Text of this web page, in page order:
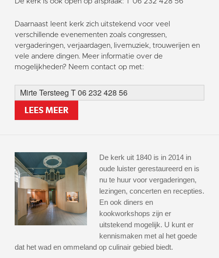
Daarnaast leent kerk zich uitstekend voor veel
verschillende evenementen zoals congressen,
vergaderingen, verjaardagen, livemuziek, trouwerijen en
vele andere dingen. Meer informatie over de
mogelijkheden? Neem contact op met:
Mirte Tersteeg T 06 232 428 56
LEES MEER
De kerk uit 1840 is in 2014 in
oude luister gerestaureerd en is
nu te huur voor vergaderingen,
lezingen, concerten en recepties.
En ook diners en
kookworkshops zijn er
uitstekend mogelijk. U kunt er
kennismaken met al het goede
dat het wad en ommeland op culinair gebied biedt.